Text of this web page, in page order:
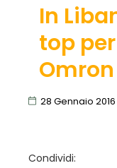
In
top
Omron
28 Gennaio 2016
Condividi: